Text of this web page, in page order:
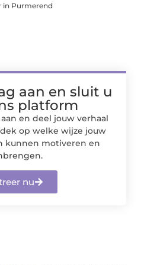
in Purmerend
aan en sluit u
platform
en deel jouw verhaal
op welke wijze jouw
kunnen motiveren en
nu